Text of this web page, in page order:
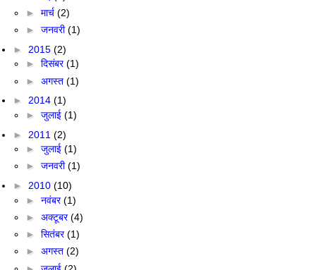
► मार्च (2)
► जनवरी(1)
► 2015 (2)
► दिसंबर(1)
► अगस्त (1)
► 2014 (1)
► जुलाई (1)
► 2011 (2)
► जुलाई (1)
► जनवरी(1)
► 2010 (10)
► नवंबर(1)
► अक्टूबर(4)
► सितंबर(1)
► अगस्त (2)